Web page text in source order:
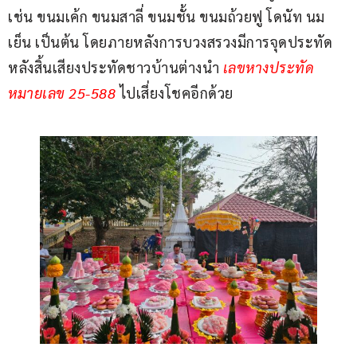
เช่น ขนมเค้ก ขนมสาลี่ ขนมชั้น ขนมถ้วยฟู โดนัท นม
เย็น เป็นต้น โดยภายหลังการบวงสรวงมีการจุดประทัด
หลังสิ้นเสียงประทัดชาวบ้านต่างนำ เลขหางประทัด
หมายเลข 25-588 ไปเสี่ยงโชคอีกด้วย